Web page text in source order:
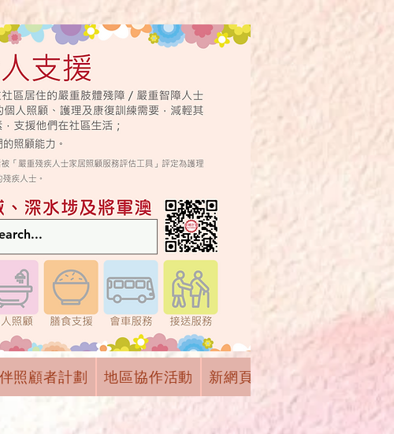
照顧者計劃 地區協作活動 新網頁 下拉式選單